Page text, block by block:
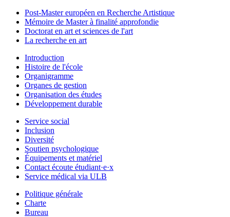
Post-Master européen en Recherche Artistique
Mémoire de Master à finalité approfondie
Doctorat en art et sciences de l'art
La recherche en art
Introduction
Histoire de l'école
Organigramme
Organes de gestion
Organisation des études
Développement durable
Service social
Inclusion
Diversité
Soutien psychologique
Équipements et matériel
Contact écoute étudiant·e·x
Service médical via ULB
Politique générale
Charte
Bureau